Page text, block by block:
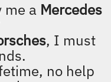
and buy the
me a night on
?